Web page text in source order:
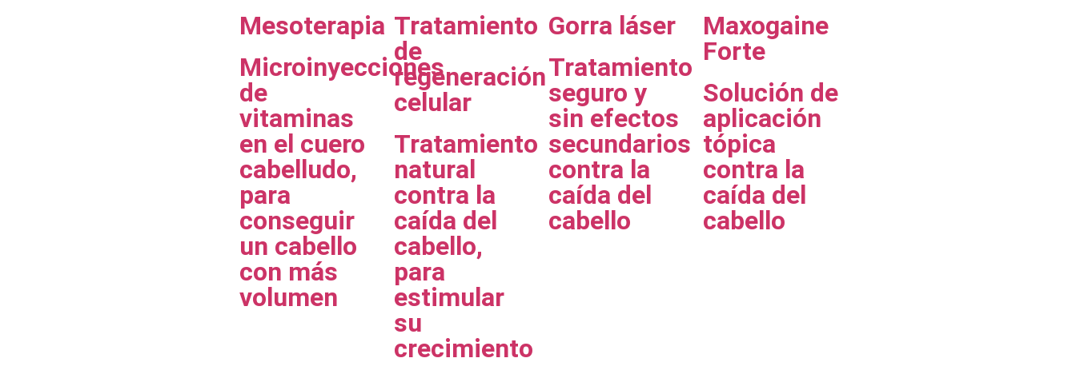
Mesoterapia
Microinyecciones
de
vitaminas
en el cuero
cabelludo,
para
conseguir
un cabello
con más
volumen
Tratamiento
de
regeneración
celular
Tratamiento
natural
contra la
caída del
cabello,
para
estimular
su
crecimiento
Gorra láser
Tratamiento
seguro y
sin efectos
secundarios
contra la
caída del
cabello
Maxogaine
Forte
Solución de
aplicación
tópica
contra la
caída del
cabello